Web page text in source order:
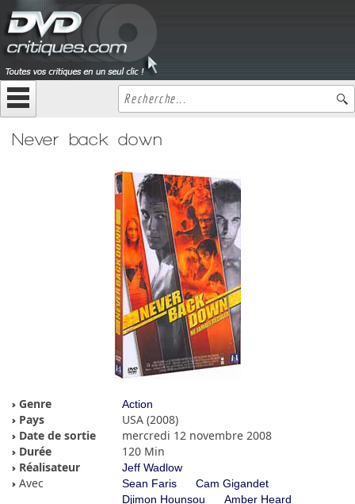
Never back down
Genre Action
Pays
USA (2008)
Date de sortie
mercredi 12 novembre 2008
Durée
120 Min
Réalisateur
Jeff Wadlow
Avec Sean Faris
Cam Gigandet
Djimon Hounsou
Amber Heard